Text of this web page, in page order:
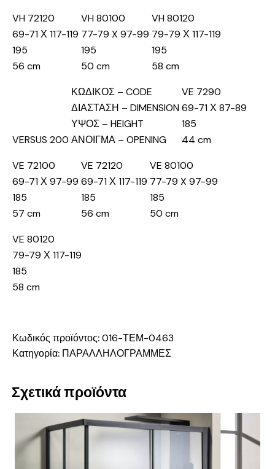
VH 72120
69-71 Χ 117-119
195
56 cm
VH 80100
77-79 X 97-99
195
50 cm
VH 80120
79-79 Χ 117-119
195
58 cm
VERSUS 200
ΚΩΔΙΚΟΣ – CODE
ΔΙΑΣΤΑΣΗ – DIMENSION
ΥΨΟΣ – HEIGHT
ΑΝΟΙΓΜΑ – OPENING
VE 7290
69-71 Χ 87-89
185
44 cm
VE 72100
69-71 Χ 97-99
185
57 cm
VE 72120
69-71 Χ 117-119
185
56 cm
VE 80100
77-79 X 97-99
185
50 cm
VE 80120
79-79 Χ 117-119
185
58 cm
Κωδικός προϊόντος:016-ΤΕΜ-0463
Κατηγορία: ΠΑΡΑΛΛΗΛΟΓΡΑΜΜΕΣ
Σχετικά προϊόντα